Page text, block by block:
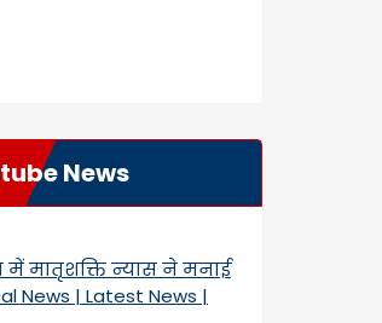
News
में मातृशक्ति न्यास ने मनाई
News | Latest News |